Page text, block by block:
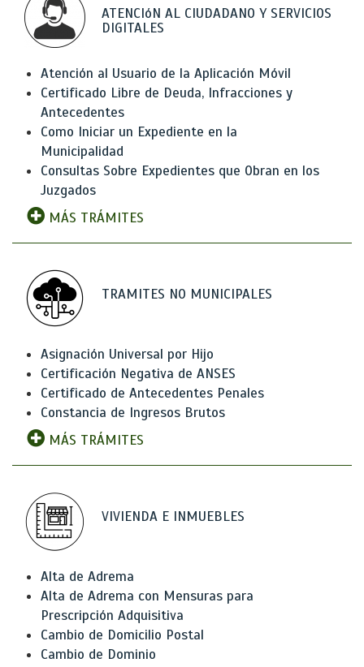
ATENCIóN AL CIUDADANO Y SERVICIOS
DIGITALES
Atención al Usuario de la Aplicación Móvil
Certificado Libre de Deuda, Infracciones y
Antecedentes
Como Iniciar un Expediente en la
Municipalidad
Consultas Sobre Expedientes que Obran en los
Juzgados
MÁS TRÁMITES
TRAMITES NO MUNICIPALES
Asignación Universal por Hijo
Certificación Negativa de ANSES
Certificado de Antecedentes Penales
Constancia de Ingresos Brutos
MÁS TRÁMITES
VIVIENDA E INMUEBLES
Alta de Adrema
Alta de Adrema con Mensuras para
Prescripción Adquisitiva
Cambio de Domicilio Postal
Cambio de Dominio